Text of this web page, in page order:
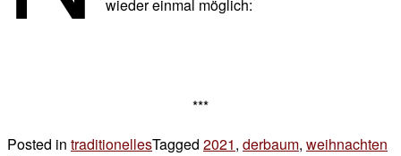
wieder einmal möglich:
***
Posted in traditionellesTagged 2021, derbaum, weihnachten